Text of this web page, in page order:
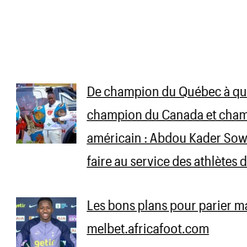
De champion du Québec à
champion du Canada et
américain : Abdou Kader
faire au service des athlètes
Les bons plans pour parier
melbet.africafoot.com